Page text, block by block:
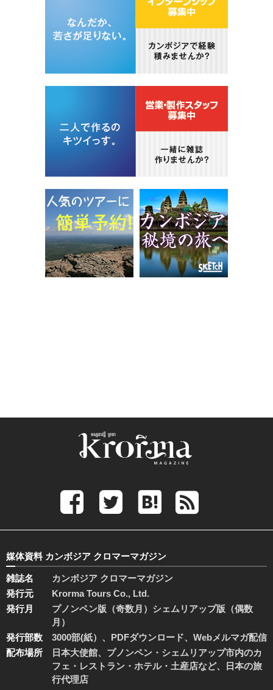
媒体資料 カンボジア クロマーマガジン
雑誌名
カンボジア クロマーマガジン
発行元
Krorma Tours Co., Ltd.
発行月
プノンペン版（奇数月）シェムリアップ版（偶数
月）
発行部数
3000部(紙）、PDFダウンロード、Webメルマガ配信
配布場所
日本大使館、プノンペン・シェムリアップ市内のカ
フェ・レストラン・ホテル・土産店など、日本の旅
行代理店